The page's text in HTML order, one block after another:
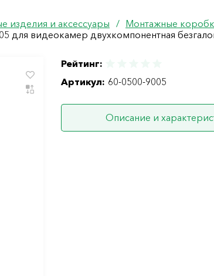
изделия и аксессуары / Монтажные
для видеокамер двухкомпонентная
Рейтинг:
Артикул: 60-0500-9005
Описание и